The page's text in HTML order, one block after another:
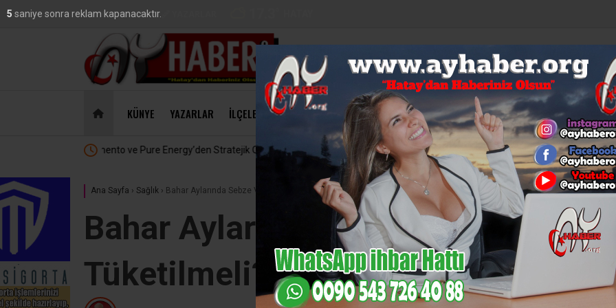
VİDEOGALERİ
47,18
%0,04
53,92 %-0,116,085 %-0,12
BİST
14,133 %1,09$64.647
%0,44
KÜNYE YAZARLAR İLÇELER EKONOMI GÜNCEL
KÜLTÜR-
SANAT
MAGAZIN SAĞLIK SIYASET
MasterChef’te Hatay Rüzgarı : İskenderun’un Gurur Tablosu:
DOLAR: 47,18 EURO: 53,92
Ana Sayfa › Sağlık › Bahar Aylarında Sebze Ve Meyveler Nasıl Tüketilmeli?..
Bahar Aylarında Sebze Ve Meyveler
Tüketilmeli?..
4 saniye sonra reklam kapanacaktır.